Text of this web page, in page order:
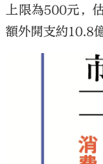
上限為500元，
額外開支約10.8